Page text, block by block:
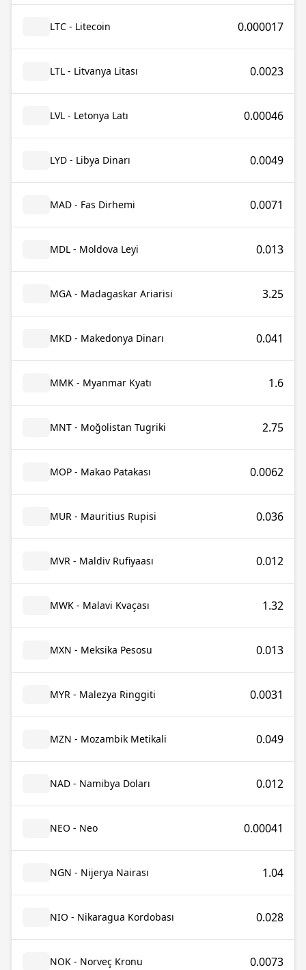
LTC - Litecoin 0.000017
LTL - Litvanya Litası 0.0023
LVL - Letonya Latı 0.00046
LYD - Libya Dinarı 0.0049
MAD - Fas Dirhemi 0.0071
MDL - Moldova Leyi 0.013
MGA - Madagaskar Ariarisi 3.25
MKD - Makedonya Dinarı 0.041
MMK - Myanmar Kyatı 1.6
MNT - Moğolistan Tugriki 2.75
MOP - Makao Patakası 0.0062
MUR - Mauritius Rupisi 0.036
MVR - Maldiv Rufiyaası 0.012
MWK - Malavi Kvaçası 1.32
MXN - Meksika Pesosu 0.013
MYR - Malezya Ringgiti 0.0031
MZN - Mozambik Metikali 0.049
NAD - Namibya Doları 0.012
NEO - Neo 0.00041
NGN - Nijerya Nairası 1.04
NIO - Nikaragua Kordobası 0.028
NOK - Norveç Kronu 0.0073